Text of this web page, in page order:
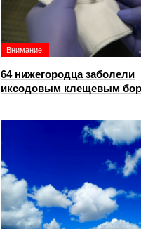
Внимание!
64 нижегородца заболели
иксодовым клещевым